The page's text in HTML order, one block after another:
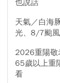
也說話
天氣／白海
光、8/7颱
2026重陽敬
65歲以上重
看